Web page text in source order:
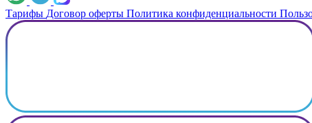
Тарифы Договор оферты Политика конфиденциальности